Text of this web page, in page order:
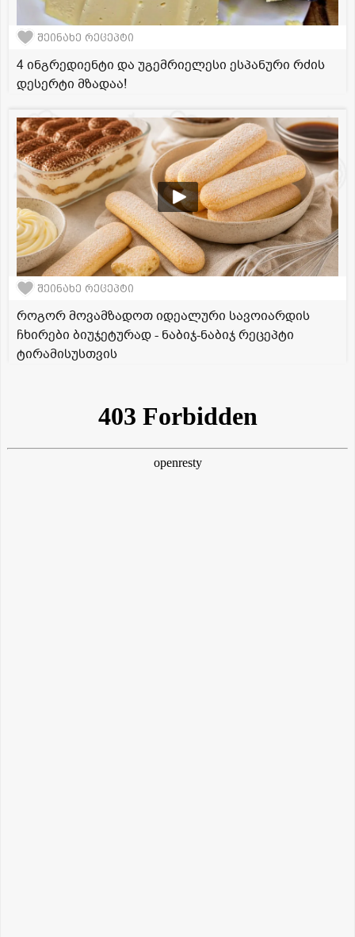
შეინახე რეცეპტი
4 ინგრედიენტი და უგემრიელესი ესპანური რძის
დესერტი მზადაა!
შეინახე რეცეპტი
როგორ მოვამზადოთ იდეალური სავოიარდის
ჩხირები ბიუჯეტურად - ნაბიჯ-ნაბიჯ რეცეპტი
ტირამისუსთვის